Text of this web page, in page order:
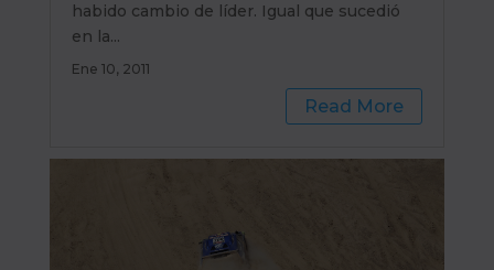
habido cambio de líder. Igual que sucedió
en la...
Ene 10, 2011
Read More